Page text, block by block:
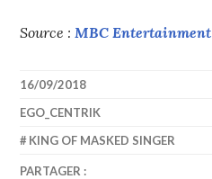
Source :MBC Entertainment
16/09/2018
EGO_CENTRIK
KING OF MASKED SINGER
PARTAGER :